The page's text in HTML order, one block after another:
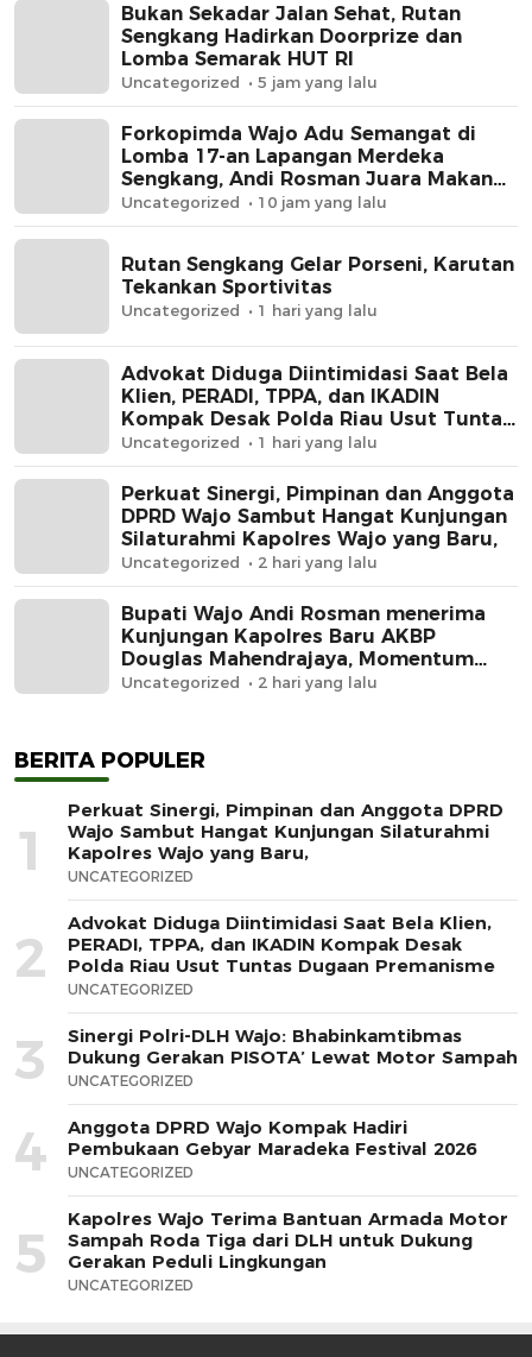
Bukan Sekadar Jalan Sehat, Rutan
Sengkang Hadirkan Doorprize dan
Lomba Semarak HUT RI
Uncategorized 5 jam yang lalu
Forkopimda Wajo Adu Semangat di
Lomba 17-an Lapangan Merdeka
Sengkang, Andi Rosman Juara Makan
Krupuk
Uncategorized 10 jam yang lalu
Rutan Sengkang Gelar Porseni, Karutan
Tekankan Sportivitas
Uncategorized 1 hari yang lalu
Advokat Diduga Diintimidasi Saat Bela
Klien, PERADI, TPPA, dan IKADIN
Kompak Desak Polda Riau Usut Tuntas
Dugaan Premanisme
Uncategorized 1 hari yang lalu
Perkuat Sinergi, Pimpinan dan Anggota
DPRD Wajo Sambut Hangat Kunjungan
Silaturahmi Kapolres Wajo yang Baru,
Uncategorized 2 hari yang lalu
Bupati Wajo Andi Rosman menerima
Kunjungan Kapolres Baru AKBP
Douglas Mahendrajaya, Momentum
Memperkuat Sinergi
Uncategorized 2 hari yang lalu
BERITA POPULER
1
Perkuat Sinergi, Pimpinan dan Anggota DPRD
Wajo Sambut Hangat Kunjungan Silaturahmi
Kapolres Wajo yang Baru,
UNCATEGORIZED
2
Advokat Diduga Diintimidasi Saat Bela Klien,
PERADI, TPPA, dan IKADIN Kompak Desak
Polda Riau Usut Tuntas Dugaan Premanisme
UNCATEGORIZED
3
Sinergi Polri-DLH Wajo: Bhabinkamtibmas
Dukung Gerakan PISOTA’ Lewat Motor Sampah
UNCATEGORIZED
4
Anggota DPRD Wajo Kompak Hadiri
Pembukaan Gebyar Maradeka Festival 2026
UNCATEGORIZED
5
Kapolres Wajo Terima Bantuan Armada Motor
Sampah Roda Tiga dari DLH untuk Dukung
Gerakan Peduli Lingkungan
UNCATEGORIZED